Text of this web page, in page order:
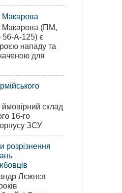
Макарова
Макарова (ПМ,
56-А-125) є
нападу та
для
склад
16-го
ЗСУ
розрізнення
Лєжнєв